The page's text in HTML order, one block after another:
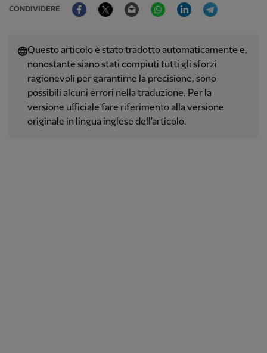
CONDIVIDERE
FacebookTwitter Email WhatsAppLinkedIn
Questo articolo è stato tradotto automaticamente e,
nonostante siano stati compiuti tutti gli sforzi
ragionevoli per garantirne la precisione, sono
possibili alcuni errori nella traduzione. Per la
versione ufficiale fare riferimento alla versione
originale in lingua inglese dell'articolo.